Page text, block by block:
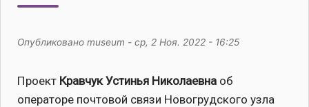
Опубликовано museum - ср, 2 Ноя. 2022 - 16:25
Проект Кравчук Устинья Николаевна об
операторе почтовой связи Новогрудского узла